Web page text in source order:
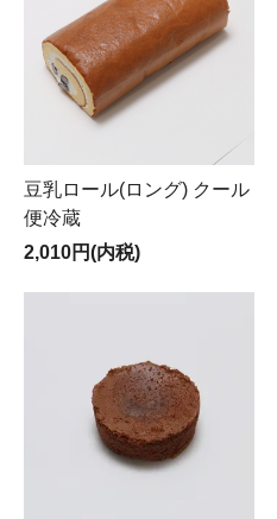
豆乳ロール(ロング) クール
便冷蔵
2,010円(内税)